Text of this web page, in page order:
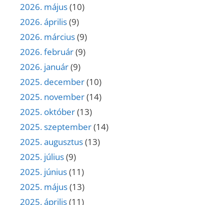
2026. május(10)
2026. április(9)
2026. március(9)
2026. február(9)
2026. január(9)
2025. december(10)
2025. november(14)
2025. október(13)
2025. szeptember(14)
2025. augusztus(13)
2025. július(9)
2025. június(11)
2025. május(13)
2025. április(11)